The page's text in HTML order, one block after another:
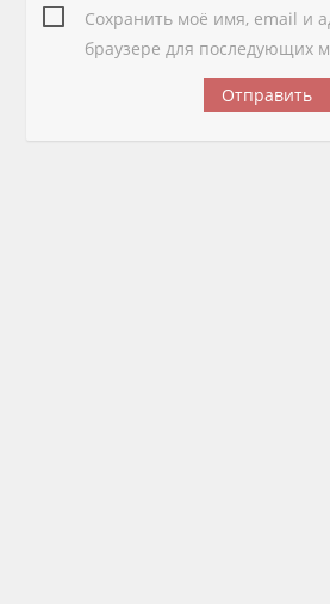
Сохранить моё имя, email и
браузере для последующих